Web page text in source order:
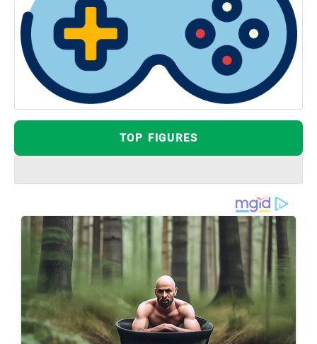
TOP FIGURES